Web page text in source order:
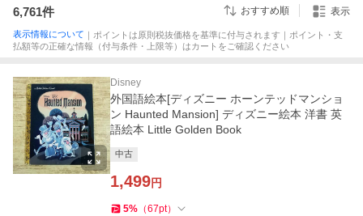
6,761件 おすすめ順 表示
表示情報について ｜ポイントは原則税抜価格を基準に付与されます｜ポイント・支
払額等の正確な情報（付与条件・上限等）はカートをご確認ください
Disney
外国語絵本[ディズニー ホーンテッドマンショ
ン Haunted Mansion] ディズニー絵本 洋書 英
語絵本 Little Golden Book
中古
1,499円
5% （67pt）